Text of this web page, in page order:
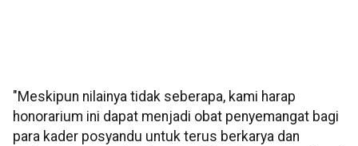
"Meskipun nilainya tidak seberapa, kami harap
honorarium ini dapat menjadi obat penyemangat bagi
para kader posyandu untuk terus berkarya dan